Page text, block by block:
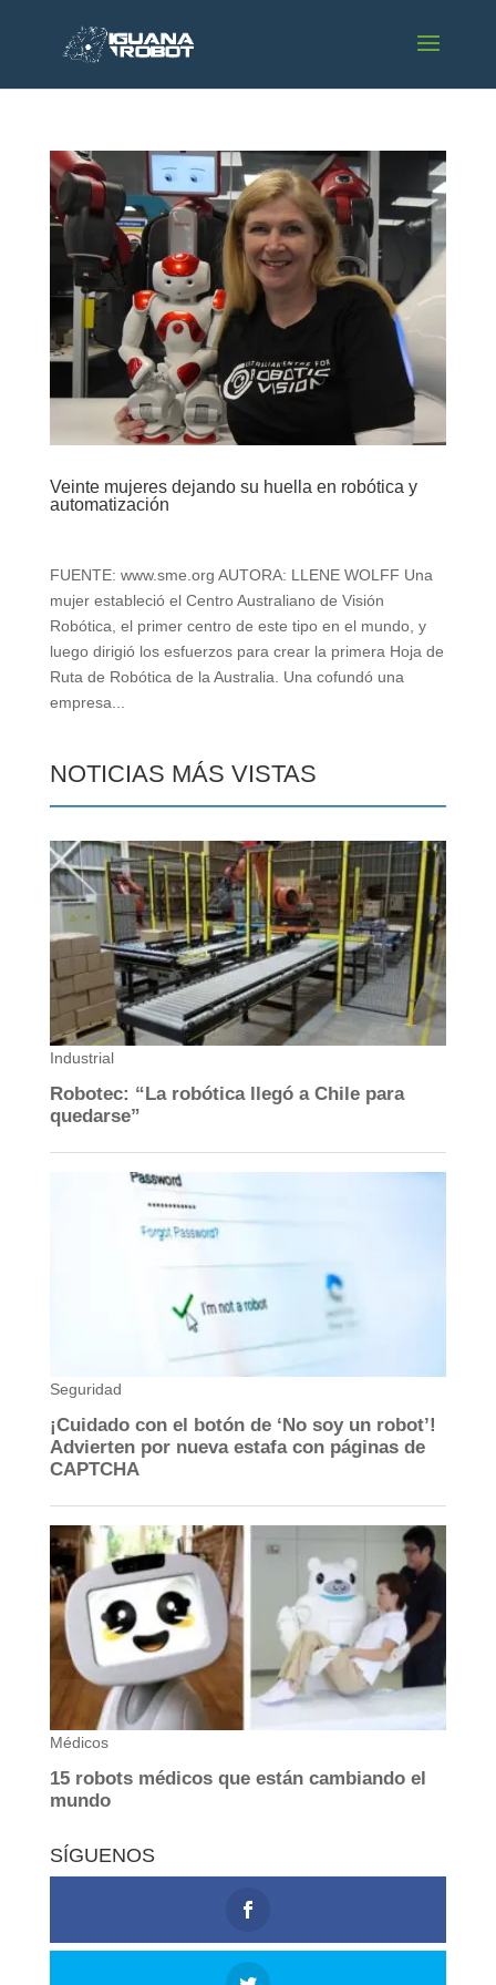
Veinte mujeres dejando su huella en robótica y
automatización
FUENTE: www.sme.org AUTORA: LLENE WOLFF Una
mujer estableció el Centro Australiano de Visión
Robótica, el primer centro de este tipo en el mundo, y
luego dirigió los esfuerzos para crear la primera Hoja de
Ruta de Robótica de la Australia. Una cofundó una
empresa...
NOTICIAS MÁS VISTAS
SÍGUENOS